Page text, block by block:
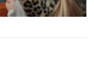
_
1
3